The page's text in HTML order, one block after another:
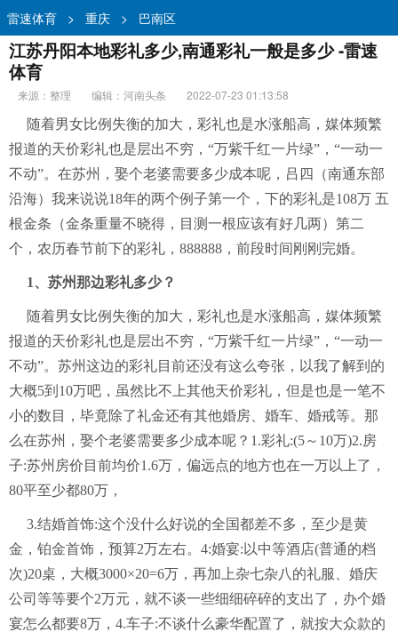
雷速体育 > 重庆 > 巴南区
江苏丹阳本地彩礼多少,南通彩礼一般是多少 -雷速
体育
来源：整理 编辑：河南头条
2022-07-23 01:13:58
随着男女比例失衡的加大，彩礼也是水涨船高，媒体频繁
报道的天价彩礼也是层出不穷，“万紫千红一片绿”，“一动一
不动”。在苏州，娶个老婆需要多少成本呢，吕四（南通东部
沿海）我来说说18年的两个例子第一个，下的彩礼是108万 五
根金条（金条重量不晓得，目测一根应该有好几两）第二
个，农历春节前下的彩礼，888888，前段时间刚刚完婚。
1、苏州那边彩礼多少？
随着男女比例失衡的加大，彩礼也是水涨船高，媒体频繁
报道的天价彩礼也是层出不穷，“万紫千红一片绿”，“一动一
不动”。苏州这边的彩礼目前还没有这么夸张，以我了解到的
大概5到10万吧，虽然比不上其他天价彩礼，但是也是一笔不
小的数目，毕竟除了礼金还有其他婚房、婚车、婚戒等。那
么在苏州，娶个老婆需要多少成本呢？1.彩礼:(5～10万)2.房
子:苏州房价目前均价1.6万，偏远点的地方也在一万以上了，
80平至少都80万，
3.结婚首饰:这个没什么好说的全国都差不多，至少是黄
金，铂金首饰，预算2万左右。4:婚宴:以中等酒店(普通的档
次)20桌，大概3000×20=6万，再加上杂七杂八的礼服、婚庆
公司等等要个2万元，就不谈一些细细碎碎的支出了，办个婚
宴怎么都要8万，4.车子:不谈什么豪华配置了，就按大众款的